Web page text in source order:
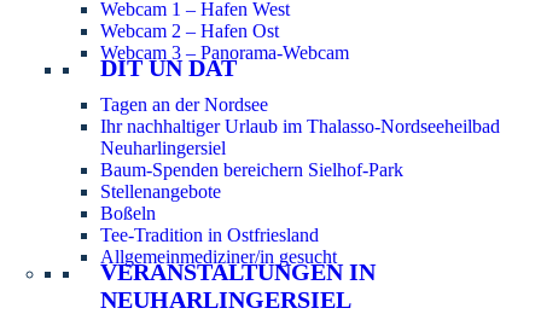
Webcam 1 – Hafen West
Webcam 2 – Hafen Ost
Webcam 3 – Panorama-Webcam
DIT UN DAT
Tagen an der Nordsee
Ihr nachhaltiger Urlaub im Thalasso-Nordseeheilbad
Neuharlingersiel
Baum-Spenden bereichern Sielhof-Park
Stellenangebote
Boßeln
Tee-Tradition in Ostfriesland
Allgemeinmediziner/in gesucht
VERANSTALTUNGEN IN
NEUHARLINGERSIEL